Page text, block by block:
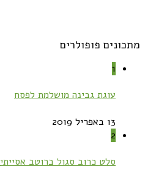
מתכונים פופולרים
1
עוגת גבינה מושלמת לפסח
13 באפריל 2019
2
סלט כרוב סגול ברוטב אסייתי